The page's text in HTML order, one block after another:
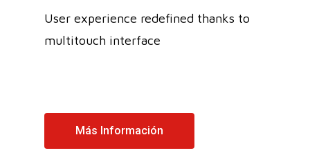
User experience redefined thanks to
multitouch interface
Más Información